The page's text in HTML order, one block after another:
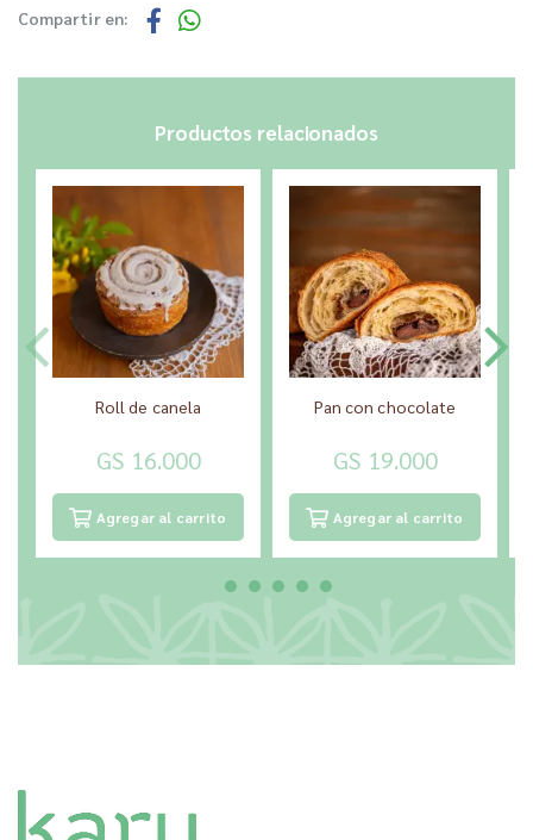
Compartir en:
Productos relacionados
Roll de canela
GS 16.000
Agregar al carrito
Pan con chocolate
GS 19.000
Agregar al carrito